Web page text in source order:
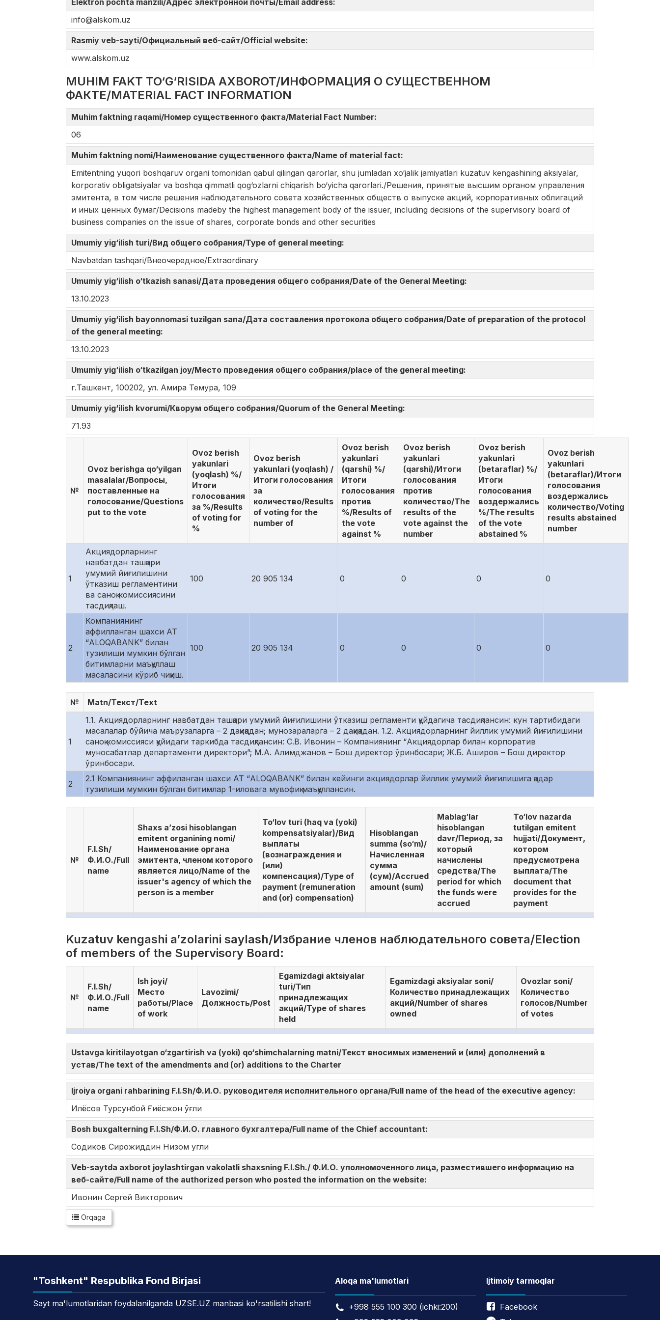
Elektron pochta manzili/Адрес электронной почты/Email address:
info@alskom.uz
Rasmiy veb-sayti/Официальный веб-сайт/Official website:
www.alskom.uz
MUHIM FAKT TO‘G‘RISIDA AXBOROT/ИНФОРМАЦИЯ О СУЩЕСТВЕННОМ
ФАКТЕ/MATERIAL FACT INFORMATION
Muhim faktning raqami/Номер существенного факта/Material Fact Number:
06
Muhim faktning nomi/Наименование существенного факта/Name of material fact:
Emitentning yuqori boshqaruv organi tomonidan qabul qilingan qarorlar, shu jumladan xo‘jalik jamiyatlari kuzatuv kengashining aksiyalar,
korporativ obligatsiyalar va boshqa qimmatli qog‘ozlarni chiqarish bo‘yicha qarorlari./Решения, принятые высшим органом управления
эмитента, в том числе решения наблюдательного совета хозяйственных обществ о выпуске акций, корпоративных облигаций
и иных ценных бумаг/Decisions madeby the highest management body of the issuer, including decisions of the supervisory board of
business companies on the issue of shares, corporate bonds and other securities
Umumiy yig‘ilish turi/Вид общего собрания/Type of general meeting:
Navbatdan tashqari/Внеочередное/Extraordinary
Umumiy yig‘ilish o‘tkazish sanasi/Дата проведения общего собрания/Date of the General Meeting:
13.10.2023
Umumiy yig‘ilish bayonnomasi tuzilgan sana/Дата составления протокола общего собрания/Date of preparation of the protocol
of the general meeting:
13.10.2023
Umumiy yig‘ilish o‘tkazilgan joy/Место проведения общего собрания/place of the general meeting:
г.Ташкент, 100202, ул. Амира Темура, 109
Umumiy yig‘ilish kvorumi/Кворум общего собрания/Quorum of the General Meeting:
71.93
№
Ovoz berishga qo‘yilgan
masalalar/Вопросы,
поставленные на
голосование/Questions
put to the vote
Ovoz berish
yakunlari
(yoqlash) %/
Итоги
голосования
за %/Results
of voting for
%
Ovoz berish
yakunlari (yoqlash) /
Итоги голосования
за
количество/Results
of voting for the
number of
Ovoz berish
yakunlari
(qarshi) %/
Итоги
голосования
против
%/Results of
the vote
against %
Ovoz berish
yakunlari
(qarshi)/Итоги
голосования
против
количество/The
results of the
vote against the
number
Ovoz berish
yakunlari
(betaraflar) %/
Итоги
голосования
воздержались
%/The results
of the vote
abstained %
Ovoz berish
yakunlari
(betaraflar)/Итоги
голосования
воздержались
количество/Voting
results abstained
number
1
Акциядорларнинг
навбатдан ташқари
умумий йиғилишини
ўтказиш регламентини
ва саноқ комиссиясини
тасдиқлаш.
100 20 905 134 0 0 0 0
2
Компаниянинг
аффилланган шахси АТ
“ALOQABANK” билан
тузилиши мумкин бўлган
битимларни маъқуллаш
масаласини кўриб чиқиш.
100 20 905 134 0 0 0 0
№ Matn/Текст/Text
1
1.1. Акциядорларнинг навбатдан ташқари умумий йиғилишини ўтказиш регламенти қуйдагича тасдиқлансин: кун тартибидаги
масалалар бўйича маърузаларга – 2 дақиқадан; мунозараларга – 2 дақиқадан. 1.2. Акциядорларнинг йиллик умумий йиғилишини
саноқ комиссияси қуйидаги таркибда тасдиқлансин: С.В. Ивонин – Компаниянинг “Акциядорлар билан корпоратив
муносабатлар департаменти директори”; М.А. Алимджанов – Бош директор ўринбосари; Ж.Б. Аширов – Бош директор
ўринбосари.
2
2.1 Компаниянинг аффиланган шахси АТ “ALOQABANK” билан кейинги акциядорлар йиллик умумий йиғилишига қадар
тузилиши мумкин бўлган битимлар 1-иловага мувофиқ маъқуллансин.
№
F.I.Sh/
Ф.И.О./Full
name
Shaxs a’zosi hisoblangan
emitent organining nomi/
Наименование органа
эмитента, членом которого
является лицо/Name of the
issuer's agency of which the
person is a member
To‘lov turi (haq va (yoki)
kompensatsiyalar)/Вид
выплаты
(вознаграждения и
(или)
компенсация)/Type of
payment (remuneration
and (or) compensation)
Hisoblangan
summa (so‘m)/
Начисленная
сумма
(сум)/Accrued
amount (sum)
Mablag‘lar
hisoblangan
davr/Период, за
который
начислены
средства/The
period for which
the funds were
accrued
To‘lov nazarda
tutilgan emitent
hujjati/Документ,
котором
предусмотрена
выплата/The
document that
provides for the
payment
Kuzatuv kengashi a’zolarini saylash/Избрание членов наблюдательного совета/Election
of members of the Supervisory Board:
№
F.I.Sh/
Ф.И.О./Full
name
Ish joyi/
Место
работы/Place
of work
Lavozimi/
Должность/Post
Egamizdagi aktsiyalar
turi/Тип
принадлежащих
акций/Type of shares
held
Egamizdagi aksiyalar soni/
Количество принадлежащих
акций/Number of shares
owned
Ovozlar soni/
Количество
голосов/Number
of votes
Ustavga kiritilayotgan o‘zgartirish va (yoki) qo‘shimchalarning matni/Текст вносимых изменений и (или) дополнений в
устав/The text of the amendments and (or) additions to the Charter
Ijroiya organi rahbarining F.I.Sh/Ф.И.О. руководителя исполнительного органа/Full name of the head of the executive agency:
Илёсов Турсунбой Ғиёсжон ўғли
Bosh buxgalterning F.I.Sh/Ф.И.О. главного бухгалтера/Full name of the Chief accountant:
Содиков Сирожиддин Низом угли
Veb-saytda axborot joylashtirgan vakolatli shaxsning F.I.Sh./ Ф.И.О. уполномоченного лица, разместившего информацию на
веб-сайте/Full name of the authorized person who posted the information on the website:
Ивонин Сергей Викторович
Orqaga
"Toshkent" Respublika Fond Birjasi
Sayt ma'lumotlaridan foydalanilganda UZSE.UZ manbasi ko'rsatilishi shart!
Aloqa ma'lumotlari
+998 555 100 300 (ichki:200)
Ijtimoiy tarmoqlar
Facebook